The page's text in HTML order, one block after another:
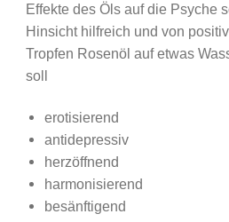
Effekte des Öls auf die Psyche
Hinsicht hilfreich und von
Tropfen Rosenöl auf etwas
soll
erotisierend
antidepressiv
herzöffnend
harmonisierend
besänftigend